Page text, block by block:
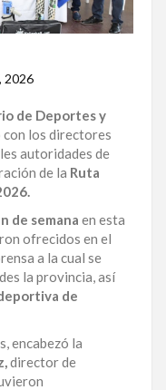
2026
de Deportes y
los directores
autoridades de
de la Ruta
de semana en esta
ofrecidos en el
a la cual se
la provincia, así
de
encabezó la
director de